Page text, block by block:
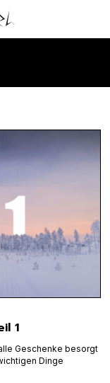
1
Geschenke besorgt
Dinge